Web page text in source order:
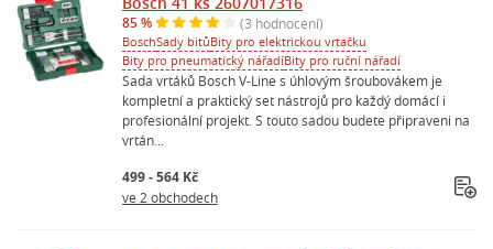
85 % (3 hodnocení)
BoschSady bitůBity pro elektrickou vrtačku
Bity pro pneumatický nářadíBity pro ruční nářadí
Sada vrtáků Bosch V-Line s úhlovým šroubovákem je
kompletní a praktický set nástrojů pro každý domácí i
profesionální projekt. S touto sadou budete připraveni na
vrtán...
499 - 564 Kč
ve 2 obchodech